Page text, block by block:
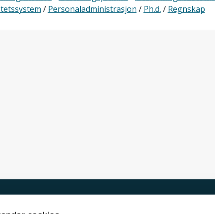
/ Personaladministrasjon / Ph.d. / Regnskap